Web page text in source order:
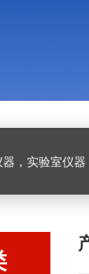
器，实验室仪器